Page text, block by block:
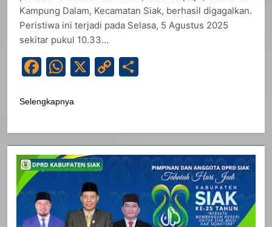
Kampung Dalam, Kecamatan Siak, berhasil digagalkan.
Peristiwa ini terjadi pada Selasa, 5 Agustus 2025
sekitar pukul 10.33…
Facebook
WhatsApp
X
Copy
Selengkapnya